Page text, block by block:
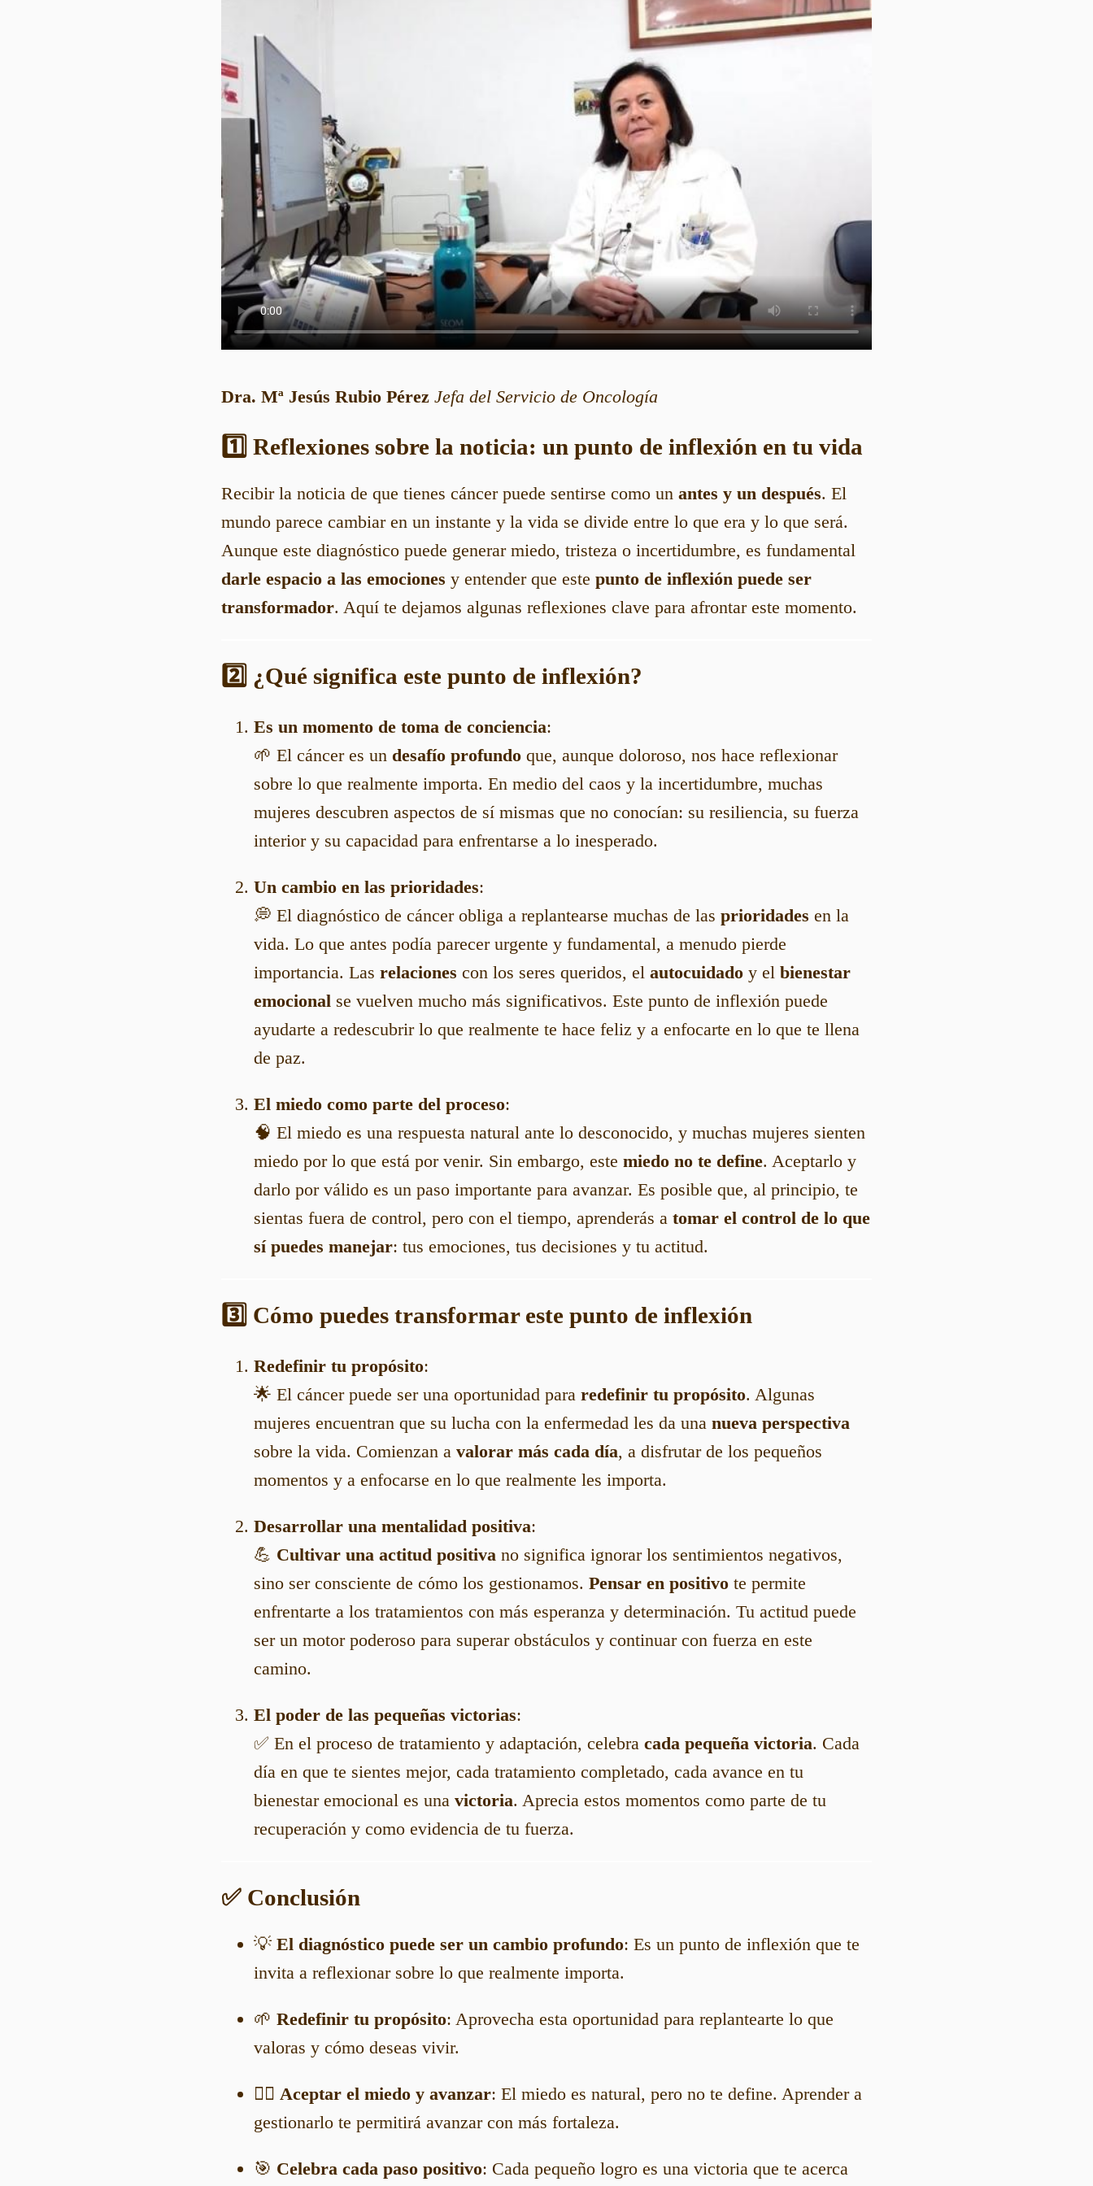
Dra. Mª Jesús Rubio Pérez Jefa del Servicio de Oncología
1️⃣ Reflexiones sobre la noticia: un punto de inflexión en tu vida
Recibir la noticia de que tienes cáncer puede sentirse como un antes y un después. El
mundo parece cambiar en un instante y la vida se divide entre lo que era y lo que será.
Aunque este diagnóstico puede generar miedo, tristeza o incertidumbre, es fundamental
darle espacio a las emociones y entender que este punto de inflexión puede ser
transformador. Aquí te dejamos algunas reflexiones clave para afrontar este momento.
2️⃣ ¿Qué significa este punto de inflexión?
Es un momento de toma de conciencia:
🌱 El cáncer es un desafío profundo que, aunque doloroso, nos hace reflexionar
sobre lo que realmente importa. En medio del caos y la incertidumbre, muchas
mujeres descubren aspectos de sí mismas que no conocían: su resiliencia, su fuerza
interior y su capacidad para enfrentarse a lo inesperado.
Un cambio en las prioridades:
💭 El diagnóstico de cáncer obliga a replantearse muchas de las prioridades en la
vida. Lo que antes podía parecer urgente y fundamental, a menudo pierde
importancia. Las relaciones con los seres queridos, el autocuidado y el bienestar
emocional se vuelven mucho más significativos. Este punto de inflexión puede
ayudarte a redescubrir lo que realmente te hace feliz y a enfocarte en lo que te llena
de paz.
El miedo como parte del proceso:
🧠 El miedo es una respuesta natural ante lo desconocido, y muchas mujeres sienten
miedo por lo que está por venir. Sin embargo, este miedo no te define. Aceptarlo y
darlo por válido es un paso importante para avanzar. Es posible que, al principio, te
sientas fuera de control, pero con el tiempo, aprenderás a tomar el control de lo que
sí puedes manejar: tus emociones, tus decisiones y tu actitud.
3️⃣ Cómo puedes transformar este punto de inflexión
Redefinir tu propósito:
🌟 El cáncer puede ser una oportunidad para redefinir tu propósito. Algunas
mujeres encuentran que su lucha con la enfermedad les da una nueva perspectiva
sobre la vida. Comienzan a valorar más cada día, a disfrutar de los pequeños
momentos y a enfocarse en lo que realmente les importa.
Desarrollar una mentalidad positiva:
💪 Cultivar una actitud positiva no significa ignorar los sentimientos negativos,
sino ser consciente de cómo los gestionamos. Pensar en positivo te permite
enfrentarte a los tratamientos con más esperanza y determinación. Tu actitud puede
ser un motor poderoso para superar obstáculos y continuar con fuerza en este
camino.
El poder de las pequeñas victorias:
✅ En el proceso de tratamiento y adaptación, celebra cada pequeña victoria. Cada
día en que te sientes mejor, cada tratamiento completado, cada avance en tu
bienestar emocional es una victoria. Aprecia estos momentos como parte de tu
recuperación y como evidencia de tu fuerza.
✅ Conclusión
💡 El diagnóstico puede ser un cambio profundo: Es un punto de inflexión que te
invita a reflexionar sobre lo que realmente importa.
🌱 Redefinir tu propósito: Aprovecha esta oportunidad para replantearte lo que
valoras y cómo deseas vivir.
🧘‍♀️ Aceptar el miedo y avanzar: El miedo es natural, pero no te define. Aprender a
gestionarlo te permitirá avanzar con más fortaleza.
🎯 Celebra cada paso positivo: Cada pequeño logro es una victoria que te acerca